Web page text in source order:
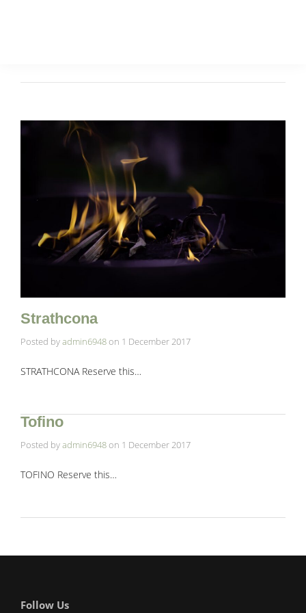
Strathcona
Posted byadmin6948on 1 December 2017
STRATHCONA Reserve this…
Tofino
Posted byadmin6948on 1 December 2017
TOFINO Reserve this…
Follow Us